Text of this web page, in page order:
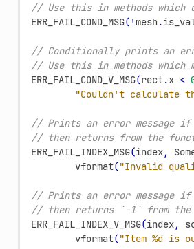
// Use this in methods which
ERR_FAIL_COND_MSG( !mesh.
// Conditionally prints an
// Use this in methods which
ERR_FAIL_COND_V_MSG(rect.x <
"Couldn't calculate
// Prints an error message if
// then returns from the
ERR_FAIL_INDEX_MSG(index,
vformat("Invalid
// Prints an error message
// then returns `-1` from the
ERR_FAIL_INDEX_V_MSG(index,
vformat("Item %d is